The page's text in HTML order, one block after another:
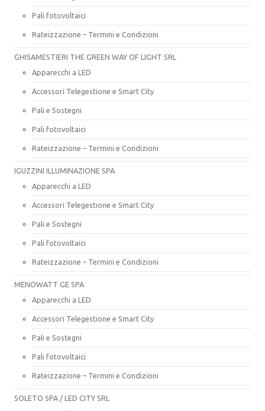
Pali fotovoltaici
Rateizzazione – Termini e Condizioni
GHISAMESTIERI THE GREEN WAY OF LIGHT SRL
Apparecchi a LED
Accessori Telegestione e Smart City
Pali e Sostegni
Pali fotovoltaici
Rateizzazione – Termini e Condizioni
IGUZZINI ILLUMINAZIONE SPA
Apparecchi a LED
Accessori Telegestione e Smart City
Pali e Sostegni
Pali fotovoltaici
Rateizzazione – Termini e Condizioni
MENOWATT GE SPA
Apparecchi a LED
Accessori Telegestione e Smart City
Pali e Sostegni
Pali fotovoltaici
Rateizzazione – Termini e Condizioni
SOLETO SPA / LED CITY SRL